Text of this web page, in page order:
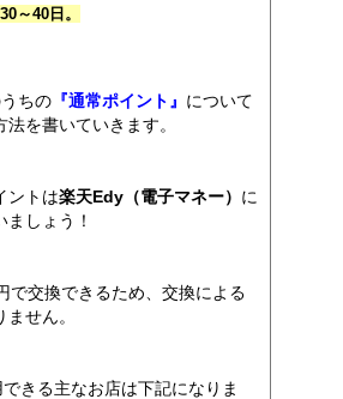
～40日。
ちの 『通常ポイント』 について
を書いていきます。
ントは楽天Edy（電子マネー） に
しょう！
で交換できるため、交換による
せん。
きる主なお店は下記になりま